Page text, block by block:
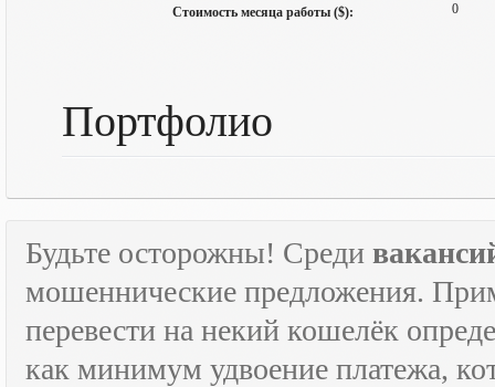
Стоимость месяца работы ($): 0
Портфолио
Будьте осторожны! Среди
мошеннические предложения.
перевести на некий кошелёк
как минимум удвоение платежа,